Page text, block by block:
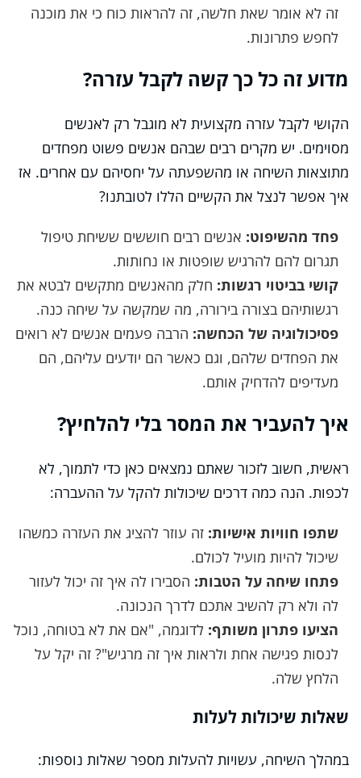
זה לא אומר שאת חלשה, זה להראות כוח כי את מוכנה
לחפש פתרונות.
מדוע זה כל כך קשה לקבל עזרה?
הקושי לקבל עזרה מקצועית לא מוגבל רק לאנשים
מסוימים. יש מקרים רבים שבהם אנשים פשוט מפחדים
מתוצאות השיחה או מהשפעתה על יחסיהם עם אחרים. אז
איך אפשר לנצל את הקשיים הללו לטובתנו?
פחד מהשיפוט: אנשים רבים חוששים ששיחת טיפול
תגרום להם להרגיש שופטות או נחותות.
קושי בביטוי רגשות: חלק מהאנשים מתקשים לבטא את
רגשותיהם בצורה בירורה, מה שמקשה על שיחה כנה.
פסיכולוגיה של הכחשה: הרבה פעמים אנשים לא רואים
את הפחדים שלהם, וגם כאשר הם יודעים עליהם, הם
מעדיפים להדחיק אותם.
איך להעביר את המסר בלי להלחיץ?
ראשית, חשוב לזכור שאתם נמצאים כאן כדי לתמוך, לא
לכפות. הנה כמה דרכים שיכולות להקל על ההעברה:
שתפו חוויות אישיות: זה עוזר להציג את העזרה כמשהו
שיכול להיות מועיל לכולם.
פתחו שיחה על הטבות: הסבירו לה איך זה יכול לעזור
לה ולא רק להשיב אתכם לדרך הנכונה.
הציעו פתרון משותף: לדוגמה, "אם את לא בטוחה, נוכל
לנסות פגישה אחת ולראות איך זה מרגיש"? זה יקל על
הלחץ שלה.
שאלות שיכולות לעלות
במהלך השיחה, עשויות להעלות מספר שאלות נוספות: